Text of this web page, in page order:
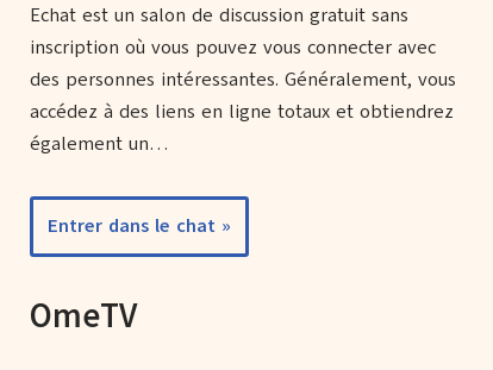
Echat est un salon de discussion gratuit sans
inscription où vous pouvez vous connecter avec
des personnes intéressantes. Généralement, vous
accédez à des liens en ligne totaux et obtiendrez
également un…
Entrer dans le chat »
OmeTV